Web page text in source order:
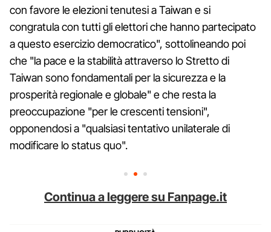
con favore le elezioni tenutesi a Taiwan e si
congratula con tutti gli elettori che hanno partecipato
a questo esercizio democratico", sottolineando poi
che "la pace e la stabilità attraverso lo Stretto di
Taiwan sono fondamentali per la sicurezza e la
prosperità regionale e globale" e che resta la
preoccupazione "per le crescenti tensioni",
opponendosi a "qualsiasi tentativo unilaterale di
modificare lo status quo".
Continua a leggere su Fanpage.it